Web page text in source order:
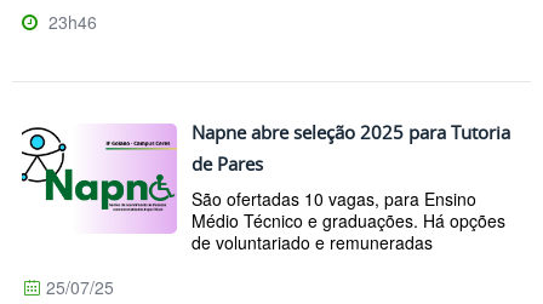
23h46
Napne abre seleção 2025 para Tutoria
de Pares
São ofertadas 10 vagas, para Ensino
Médio Técnico e graduações. Há opções
de voluntariado e remuneradas
25/07/25